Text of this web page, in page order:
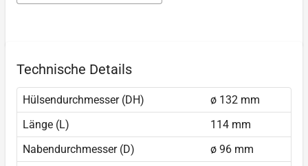
Technische Details
Hülsendurchmesser (DH)
ø 132 mm
Länge (L)
114 mm
Nabendurchmesser (D)
ø 96 mm